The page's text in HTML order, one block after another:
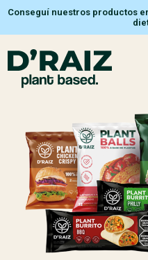
Conseguí nuestros productos